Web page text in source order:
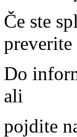
Če ste
Do
ali
pojdite